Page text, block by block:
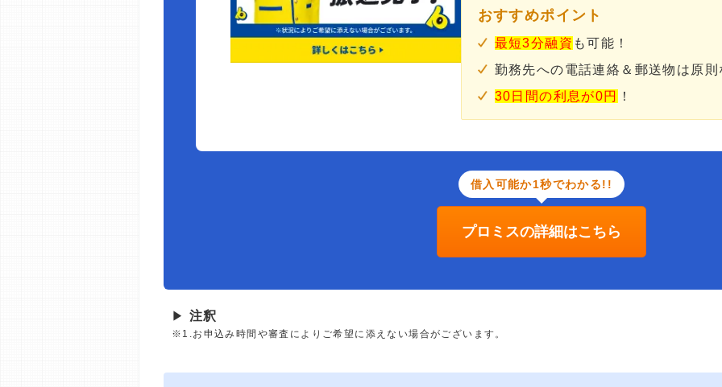
おすすめポイント
最短3分融資 も可能！
勤務先への電話連絡＆郵送物は原則
30日間の利息が0円
！
借入可能か1秒でわかる!!
プロミスの詳細はこちら
▶ 注釈
※1.お申込み時間や審査によりご希望に添えない場合がございます。